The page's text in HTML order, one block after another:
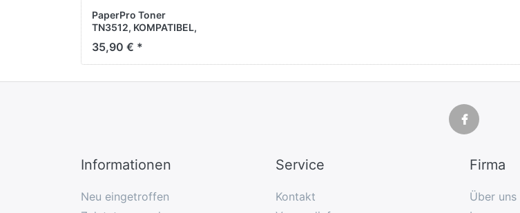
PaperPro Toner
TN3512, KOMPATIBEL,
Seiten
35,90 € *
Informationen
Neu eingetroffen
Service
Kontakt
Firma
Über uns